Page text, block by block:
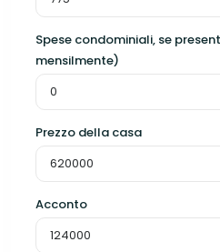
Spese condominiali, se
mensilmente)
Prezzo della casa
Acconto